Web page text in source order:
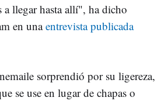
a llegar hasta allí", ha dicho
en unaentrevista publicada
sorprendió por su ligereza,
se use en lugar de chapas o